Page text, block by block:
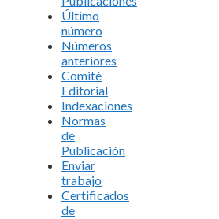
Último
número
Números
anteriores
Comité
Editorial
Indexaciones
Normas
de
Publicación
Enviar
trabajo
Certificados
de